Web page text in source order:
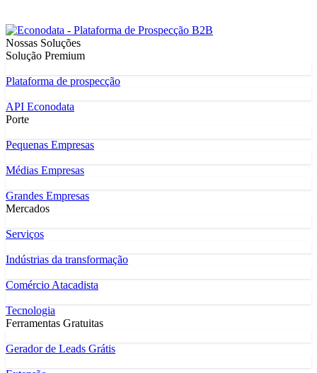
Nossas Soluções
Solução Premium
Plataforma de prospecção
API Econodata
Porte
Pequenas Empresas
Médias Empresas
Grandes Empresas
Mercados
Serviços
Indústrias da transformação
Comércio Atacadista
Tecnologia
Ferramentas Gratuitas
Gerador de Leads Grátis